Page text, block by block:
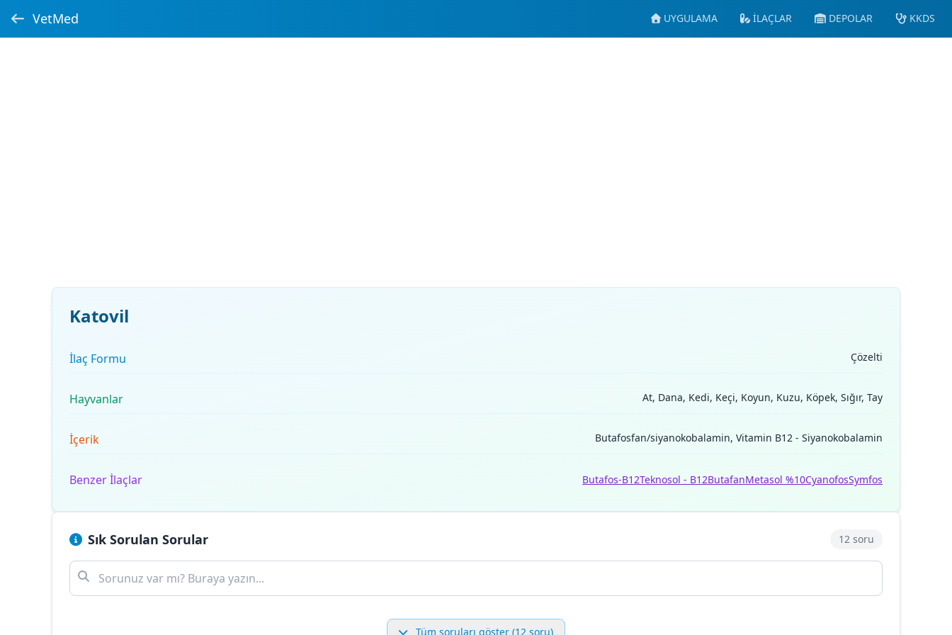
VetMed UYGULAMA İLAÇLAR DEPOLAR KKDS
Katovil
İlaç Formu Çözelti
Hayvanlar At, Dana, Kedi, Keçi, Koyun, Kuzu, Köpek, Sığır, Tay
İçerik Butafosfan/siyanokobalamin, Vitamin B12 - Siyanokobalamin
Benzer İlaçlar Butafos-B12Teknosol - B12ButafanMetasol %10CyanofosSymfos
Sık Sorulan Sorular 12 soru
Tüm soruları göster (12 soru)